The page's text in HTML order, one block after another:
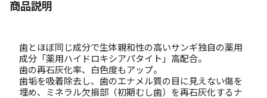
商品説明
歯とほぼ同じ成分で生体親和性の高いサンギ独自の薬用
成分「薬用ハイドロキシアパタイト」高配合。
歯の再石灰化率、白色度もアップ。
歯垢を吸着除去し、歯のエナメル質の目に見えない傷を
埋め、ミネラル欠損部（初期むし歯）を再石灰化するナ